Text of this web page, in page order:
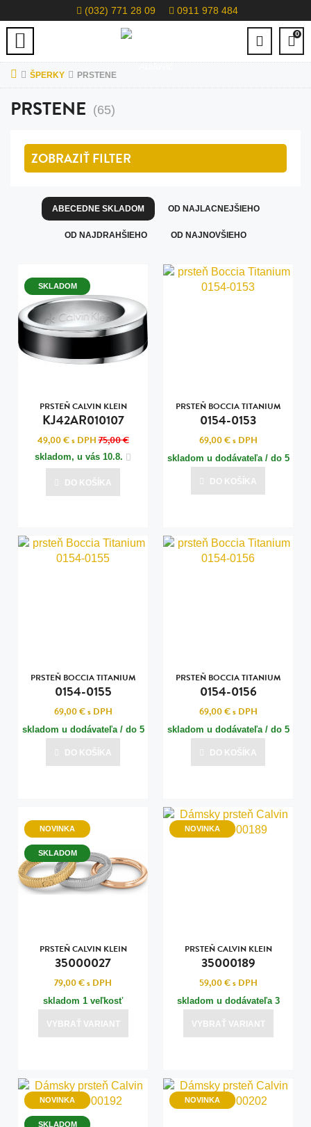
(032) 771 28 09 0911 978 484
0
ŠPERKY PRSTENE
PRSTENE (65)
ZOBRAZIŤFILTER
ABECEDNE SKLADOM OD NAJLACNEJŠIEHO
OD NAJDRAHŠIEHO OD NAJNOVŠIEHO
SKLADOM
PRSTEŇ CALVIN KLEIN
KJ42AR010107
49,00 €s DPH75,00 €
skladom, u vás 10.8.
DO KOŠÍKA
PRSTEŇ BOCCIA TITANIUM
0154-0153
69,00 €s DPH
skladom u dodávateľa / do 5
dní
Posledná aktualizácia dnes o 00:01
DO KOŠÍKA
PRSTEŇ BOCCIA TITANIUM
0154-0155
69,00 €s DPH
skladom u dodávateľa / do 5
dní
Posledná aktualizácia dnes o 00:01
DO KOŠÍKA
PRSTEŇ BOCCIA TITANIUM
0154-0156
69,00 €s DPH
skladom u dodávateľa / do 5
dní
Posledná aktualizácia dnes o 00:01
DO KOŠÍKA
NOVINKA
SKLADOM
PRSTEŇ CALVIN KLEIN
35000027
79,00 €s DPH
skladom 1 veľkosť
VYBRAŤ VARIANT
NOVINKA
PRSTEŇ CALVIN KLEIN
35000189
59,00 €s DPH
skladom u dodávateľa 3
veľkosti
VYBRAŤ VARIANT
NOVINKA
SKLADOM
NOVINKA